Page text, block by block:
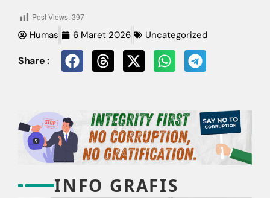
Post Views:397
Humas 6 Maret 2026 Uncategorized
Share :
INFO GRAFIS